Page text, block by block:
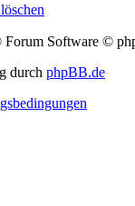
Forum Software ©
durch phpBB.de